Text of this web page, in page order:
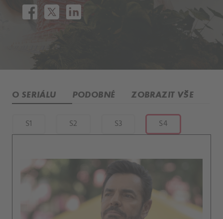
O SERIÁLU PODOBNÉ ZOBRAZIT VŠE
S1 S2 S3 S4